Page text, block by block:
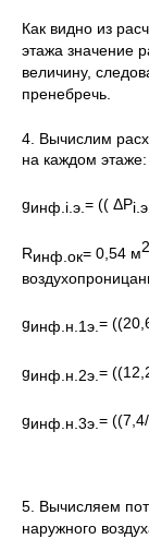
Как видно из
этажа значение
величину,
пренебречь.
4. Вычислим
на каждом этаже:
gинф.i.э.= (( ΔPi
Rинф.ок= 0,54 м2
gинф.н.1э.=
gинф.н.2э. =
gинф.н.3э.=
5. Вычисляем
наружного